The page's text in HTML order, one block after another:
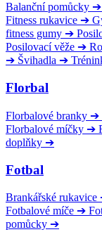
Balanční pomůcky ➔
Fitness rukavice ➔
fitness gumy ➔
Posilovací věže ➔
➔ Švihadla ➔
Florbal
Florbalové branky ➔
Florbalové míčky ➔
doplňky ➔
Fotbal
Brankářské rukavice
Fotbalové míče ➔
pomůcky ➔